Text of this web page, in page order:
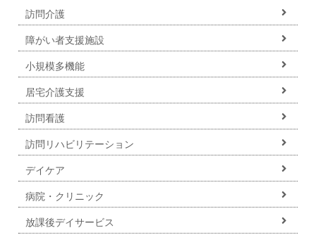
訪問介護
障がい者支援施設
小規模多機能
居宅介護支援
訪問看護
訪問リハビリテーション
デイケア
病院・クリニック
放課後デイサービス